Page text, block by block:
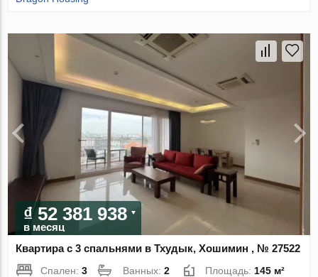
₫ 52 381 938
в месяц
Квартира с 3 спальнями в Тхудык, Хошимин , № 27522
Спален:3 Ванных:2 Площадь: 145 м²